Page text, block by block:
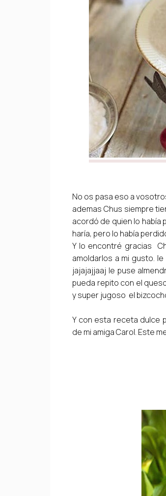
No os pasa eso a
ademas Chus siempre
acordó de quien lo había
haría, pero lo había
Y lo encontré gracias
amoldarlos a mi gusto.
jajajajjaaj le puse
pueda repito con el
y super jugoso el
Y con esta receta dulce
de mi amiga Carol. Este